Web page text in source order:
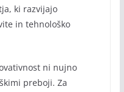
ki razvijajo
in tehnološko
ni nujno
preboji. Za